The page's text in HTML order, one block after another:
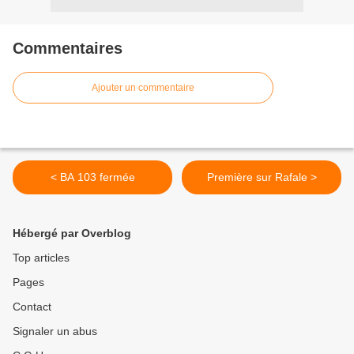
Commentaires
Ajouter un commentaire
< BA 103 fermée Première sur Rafale >
Hébergé par Overblog
Top articles
Pages
Contact
Signaler un abus